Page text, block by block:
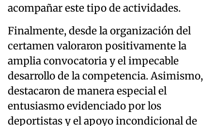
acompañar este tipo de actividades.
Finalmente, desde la organización del
certamen valoraron positivamente la
amplia convocatoria y el impecable
desarrollo de la competencia. Asimismo,
destacaron de manera especial el
entusiasmo evidenciado por los
deportistas y el apoyo incondicional de